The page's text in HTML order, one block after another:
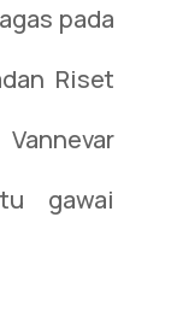
pada
Riset
gawai